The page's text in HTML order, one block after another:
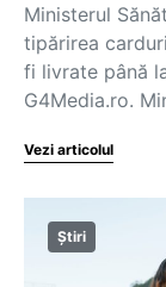
Ministerul
tipărirea
fi livrate până
G4Media.ro.
Vezi articolul
Știri